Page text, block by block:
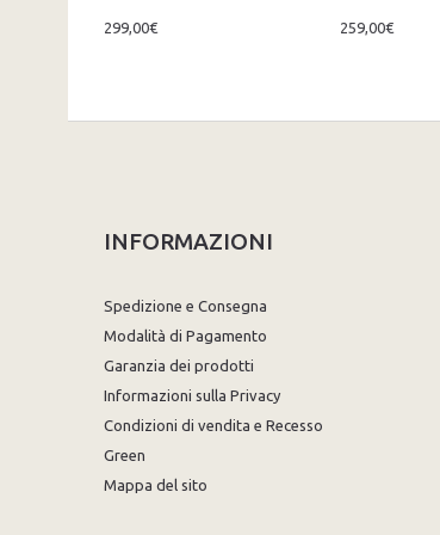
299,00€ 259,00€
INFORMAZIONI
Spedizione e Consegna
Modalità di Pagamento
Garanzia dei prodotti
Informazioni sulla Privacy
Condizioni di vendita e Recesso
Green
Mappa del sito